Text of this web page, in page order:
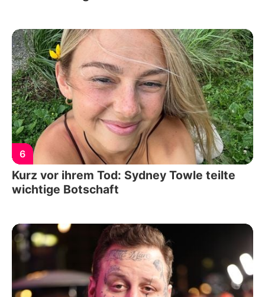
6
Kurz vor ihrem Tod: Sydney Towle teilte
wichtige Botschaft